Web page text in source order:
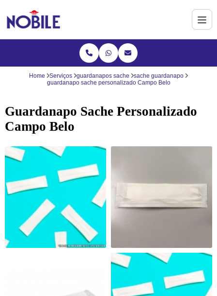
Home Serviços guardanapos sache
sache guardanapo
guardanapo sache personalizado Campo Belo
Guardanapo Sache Personalizado
Campo Belo